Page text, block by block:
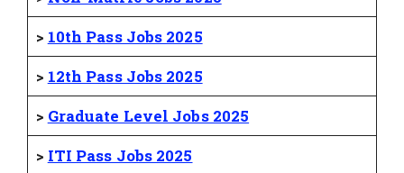
> 10th Pass Jobs 2025
> 12th Pass Jobs 2025
> Graduate Level Jobs 2025
> ITI Pass Jobs 2025